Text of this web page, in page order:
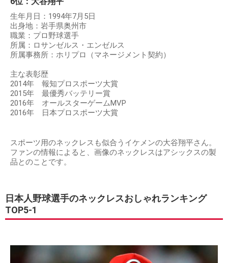
生年月日：1994年7月5日
出身地：岩手県奥州市
職業：プロ野球選手
所属：ロサンゼルス・エンゼルス
所属事務所：ホリプロ（マネージメント契約）
主な表彰歴
2014年 報知プロスポーツ大賞
2015年 最優秀バッテリー賞
2016年 オールスターゲームMVP
2016年 日本プロスポーツ大賞
スポーツ用のネックレスも似合うイケメンの大谷翔平さん。
ファンの情報によると、画像のネックレスはアシックスの製
品とのことです。
日本人野球選手のネックレスおしゃれランキング
TOP5-1